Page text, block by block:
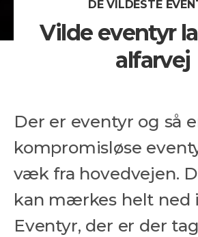
DE VILDESTE
Vilde eventyr
alfarvej
Der er eventyr og så
kompromisløse
væk fra hovedvejen.
kan mærkes helt ned
Eventyr, der er der